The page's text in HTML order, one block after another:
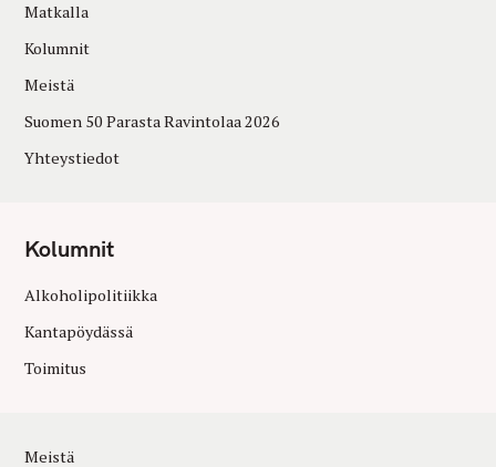
Matkalla
Kolumnit
Meistä
Suomen 50 Parasta Ravintolaa 2026
Yhteystiedot
Kolumnit
Alkoholipolitiikka
Kantapöydässä
Toimitus
Meistä